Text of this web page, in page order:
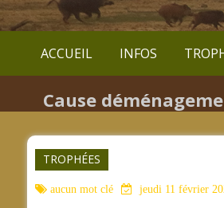
ACCUEIL INFOS
Cause
TROPHÉES
aucun mot clé jeudi 11 février